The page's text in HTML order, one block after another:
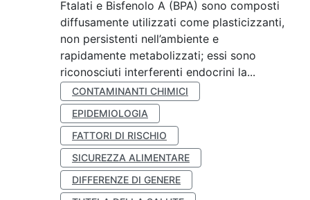
Ftalati e Bisfenolo A (BPA) sono composti
diffusamente utilizzati come plasticizzanti,
non persistenti nell’ambiente e
rapidamente metabolizzati; essi sono
riconosciuti interferenti endocrini la...
CONTAMINANTI CHIMICI
EPIDEMIOLOGIA
FATTORI DI RISCHIO
SICUREZZA ALIMENTARE
DIFFERENZE DI GENERE